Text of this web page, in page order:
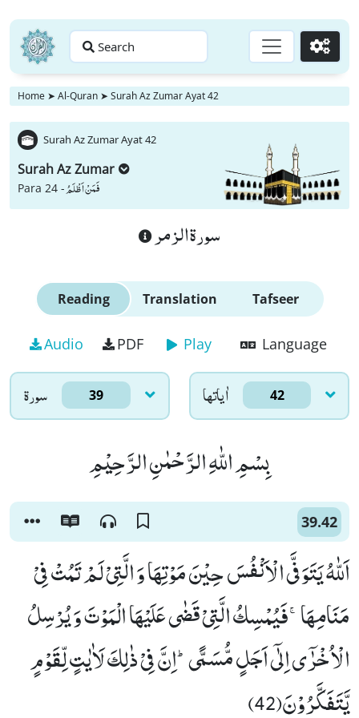
Search Go
Home ➤ Al-Quran ➤ Surah Az Zumar Ayat 42
Surah Az Zumar Ayat 42
Surah Az Zumar
Para 24 -فَمَنْ اَظْلَمُ
سورة الزمر
Reading Translation Tafseer
Audio PDF Play Language
سورۃ 39 اٰياتها 42
بِسْمِ اللّٰهِ الرَّحْمٰنِ الرَّحِیْمِ
39.42
اَللّٰهُ یَتَوَفَّى الْاَنْفُسَ حِیْنَ مَوْتِهَا وَ الَّتِیْ لَمْ تَمُتْ فِیْ
مَنَامِهَاۚ-فَیُمْسِكُ الَّتِیْ قَضٰى عَلَیْهَا الْمَوْتَ وَ یُرْسِلُ
الْاُخْرٰۤى اِلٰۤى اَجَلٍ مُّسَمًّىؕ-اِنَّ فِیْ ذٰلِكَ لَاٰیٰتٍ لِّقَوْمٍ
یَّتَفَكَّرُوْنَ(42)